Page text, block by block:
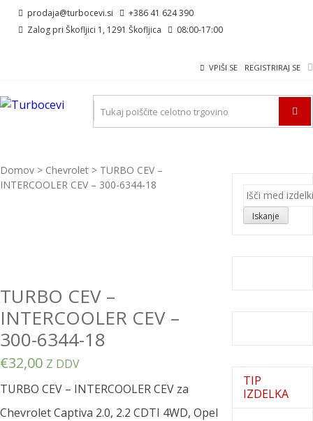
Skip
Skip prodaja@turbocevi.si
+386 41 624 390
Zalog pri Škofljici 1, 1291 Škofljica
08:00-17:00
VPIŠI SE REGISTRIRAJ SE
TURBOCEVI
Turbo ideal – turbo cevi
Domov > Chevrolet > TURBO CEV –
INTERCOOLER CEV – 300-6344-18
TURBO CEV –
INTERCOOLER CEV –
300-6344-18
€32,00 Z DDV
TURBO CEV – INTERCOOLER CEV za
Chevrolet Captiva 2.0, 2.2 CDTI 4WD, Opel
Išči:
Iskanje
TIP
IZDELKA